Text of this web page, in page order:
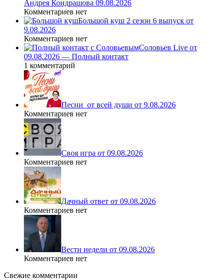
Андрея Кондрашова 09.08.2026
Комментариев нет
Большой куш 2 сезон 6 выпуск от
9.08.2026
Комментариев нет
Соловьев Live от
09.08.2026 — Полный контакт
1 комментарий
Песни_от всей души от 9.08.2026
Комментариев нет
Своя игра от 09.08.2026
Комментариев нет
Дачный ответ от 09.08.2026
Комментариев нет
Вести недели от 09.08.2026
Комментариев нет
Свежие комментарии